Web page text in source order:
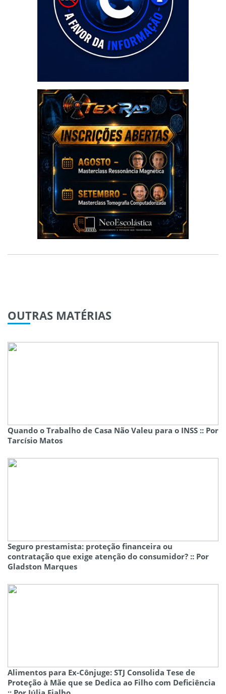
OUTRAS MATÉRIAS
Quando o Trabalho de Casa Não Valeu para o INSS :: Por
Tarcísio Matos
Seguro prestamista: proteção financeira ou
contratação que exige atenção do consumidor? :: Por
Gladston Marques
Alimentos para Ex-Cônjuge: STJ Consolida Tese de
Proteção à Mãe que se Dedica ao Filho com Deficiência